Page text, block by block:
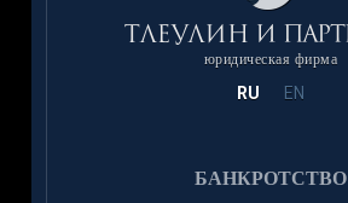
юридическая фирма
RU EN
БАНКРОТСТВО